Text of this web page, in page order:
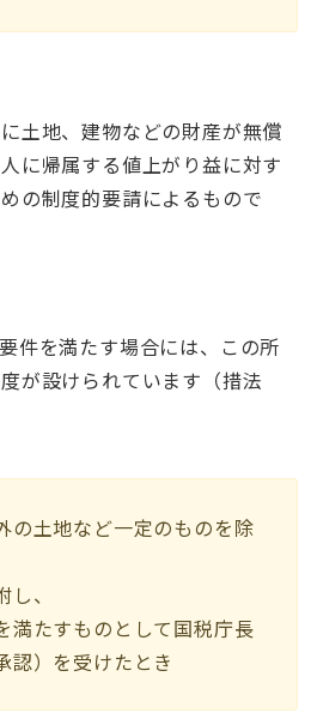
土地、建物などの財産が無償
に帰属する値上がり益に対す
の制度的要請によるもので
件を満たす場合には、この所
が設けられています（措法
土地など一定のものを除
、
たすものとして国税庁長
認）を受けたとき